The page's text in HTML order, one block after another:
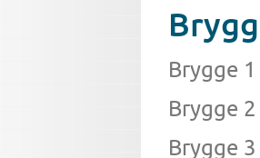
Brygge
Brygge
Brygge